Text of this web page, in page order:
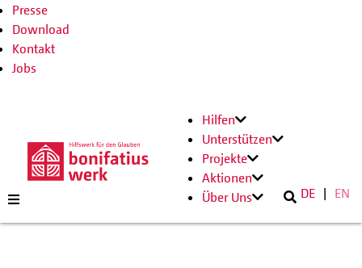
Presse
Download
Kontakt
Jobs
Hilfen
Unterstützen
Projekte
Aktionen
Über Uns
DE EN